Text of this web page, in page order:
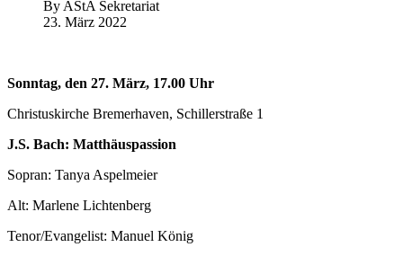
ByAStA Sekretariat
23. März 2022
Sonntag, den 27. März, 17.00 Uhr
Christuskirche Bremerhaven, Schillerstraße 1
J.S. Bach: Matthäuspassion
Sopran: Tanya Aspelmeier
Alt: Marlene Lichtenberg
Tenor/Evangelist: Manuel König